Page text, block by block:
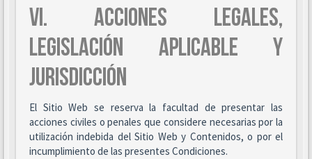
VI. ACCIONES LEGALES,
LEGISLACIÓN APLICABLE Y
JURISDICCIÓN
El Sitio Web se reserva la facultad de presentar las
acciones civiles o penales que considere necesarias por la
utilización indebida del Sitio Web y Contenidos, o por el
incumplimiento de las presentes Condiciones.